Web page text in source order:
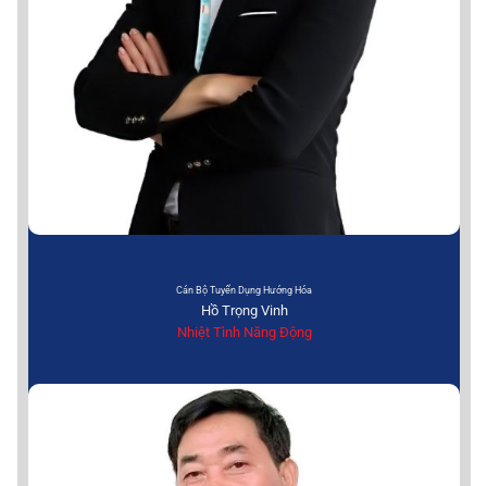
Cán Bộ Tuyển Dụng Hướng Hóa
Hồ Trọng Vinh
Nhiệt Tình Năng Động